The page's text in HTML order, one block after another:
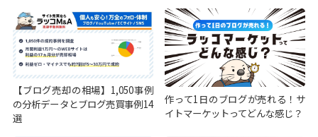
【ブログ売却の相場】1,050事例
の分析データとブログ売買事例14
選
作って1日のブログが売れる！サ
イトマーケットってどんな感じ？